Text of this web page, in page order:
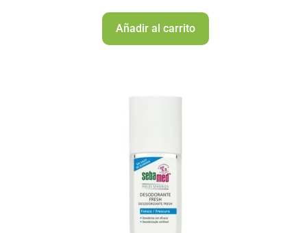
Añadir al carrito